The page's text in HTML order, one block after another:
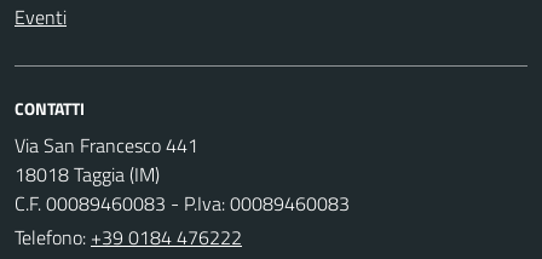
Eventi
CONTATTI
Via San Francesco 441
18018 Taggia (IM)
C.F. 00089460083 - P.Iva: 00089460083
Telefono: +39 0184 476222